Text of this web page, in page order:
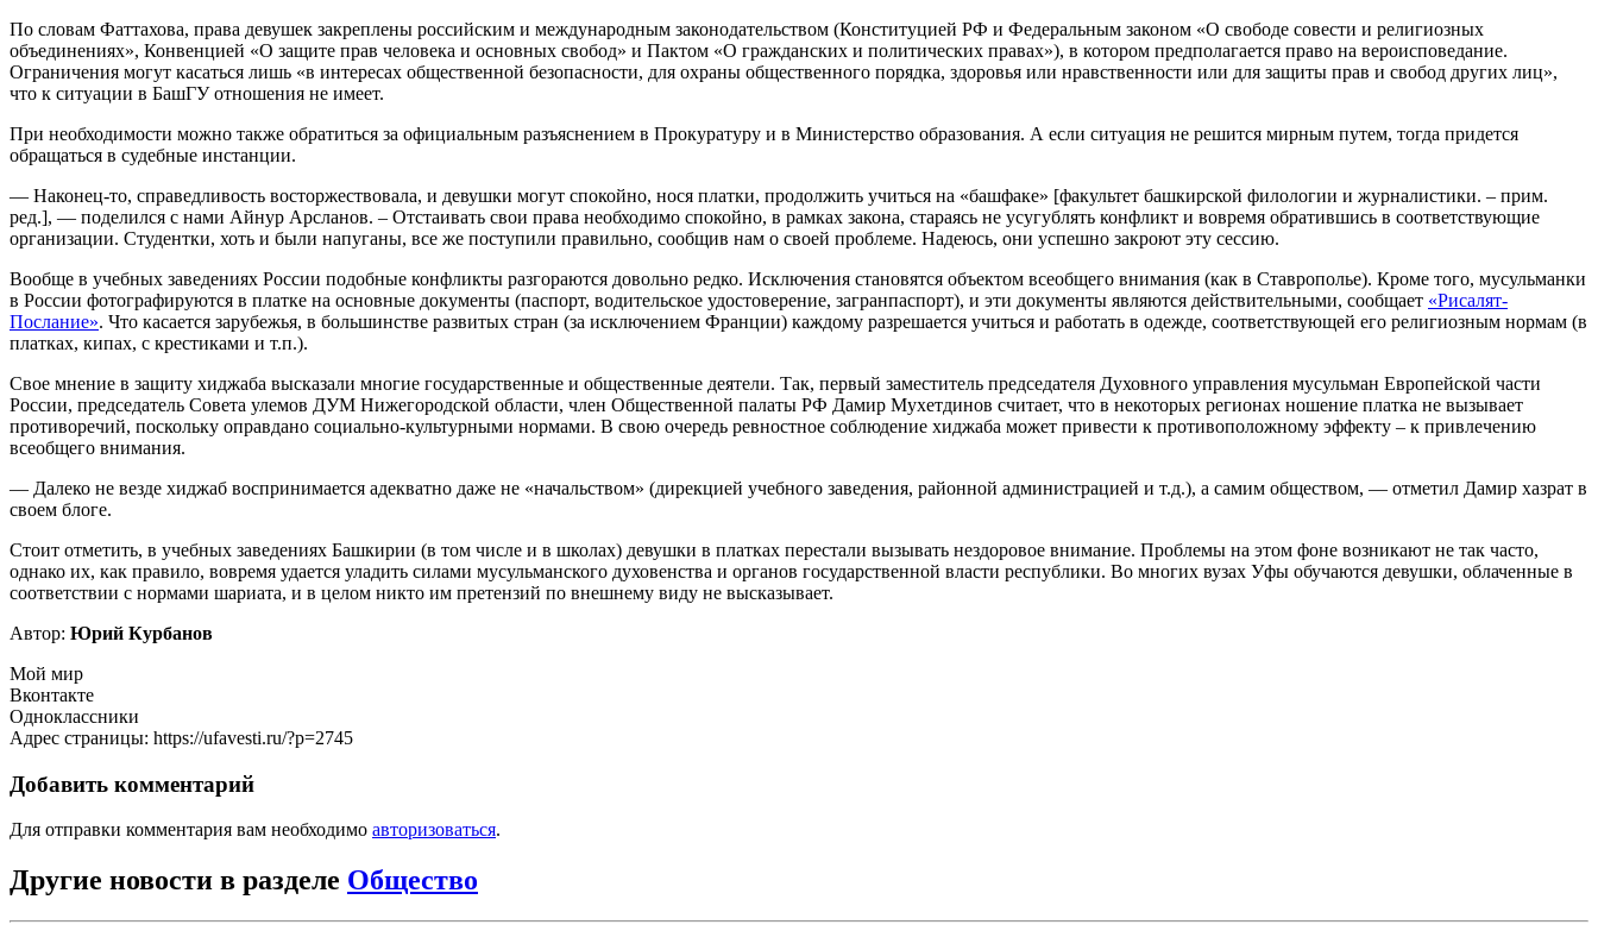
По словам Фаттахова, права девушек закреплены российским и международным законодательством (Конституцией РФ и Федеральным законом «О свободе совести и религиозных
объединениях», Конвенцией «О защите прав человека и основных свобод» и Пактом «О гражданских и политических правах»), в котором предполагается право на вероисповедание.
Ограничения могут касаться лишь «в интересах общественной безопасности, для охраны общественного порядка, здоровья или нравственности или для защиты прав и свобод других лиц»,
что к ситуации в БашГУ отношения не имеет.
При необходимости можно также обратиться за официальным разъяснением в Прокуратуру и в Министерство образования. А если ситуация не решится мирным путем, тогда придется
обращаться в судебные инстанции.
— Наконец-то, справедливость восторжествовала, и девушки могут спокойно, нося платки, продолжить учиться на «башфаке» [факультет башкирской филологии и журналистики. – прим.
ред.], — поделился с нами Айнур Арсланов. – Отстаивать свои права необходимо спокойно, в рамках закона, стараясь не усугублять конфликт и вовремя обратившись в соответствующие
организации. Студентки, хоть и были напуганы, все же поступили правильно, сообщив нам о своей проблеме. Надеюсь, они успешно закроют эту сессию.
Вообще в учебных заведениях России подобные конфликты разгораются довольно редко. Исключения становятся объектом всеобщего внимания (как в Ставрополье). Кроме того, мусульманки
в России фотографируются в платке на основные документы (паспорт, водительское удостоверение, загранпаспорт), и эти документы являются действительными, сообщает «Рисалят-
Послание». Что касается зарубежья, в большинстве развитых стран (за исключением Франции) каждому разрешается учиться и работать в одежде, соответствующей его религиозным нормам (в
платках, кипах, с крестиками и т.п.).
Свое мнение в защиту хиджаба высказали многие государственные и общественные деятели. Так, первый заместитель председателя Духовного управления мусульман Европейской части
России, председатель Совета улемов ДУМ Нижегородской области, член Общественной палаты РФ Дамир Мухетдинов считает, что в некоторых регионах ношение платка не вызывает
противоречий, поскольку оправдано социально-культурными нормами. В свою очередь ревностное соблюдение хиджаба может привести к противоположному эффекту – к привлечению
всеобщего внимания.
— Далеко не везде хиджаб воспринимается адекватно даже не «начальством» (дирекцией учебного заведения, районной администрацией и т.д.), а самим обществом, — отметил Дамир хазрат в
своем блоге.
Стоит отметить, в учебных заведениях Башкирии (в том числе и в школах) девушки в платках перестали вызывать нездоровое внимание. Проблемы на этом фоне возникают не так часто,
однако их, как правило, вовремя удается уладить силами мусульманского духовенства и органов государственной власти республики. Во многих вузах Уфы обучаются девушки, облаченные в
соответствии с нормами шариата, и в целом никто им претензий по внешнему виду не высказывает.
Автор: Юрий Курбанов
Мой мир
Вконтакте
Одноклассники
Адрес страницы: https://ufavesti.ru/?p=2745
Добавить комментарий
Для отправки комментария вам необходимо авторизоваться.
Другие новости в разделе Общество